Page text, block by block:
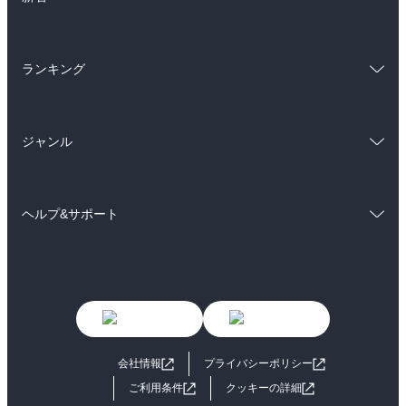
雑誌・グラビア
雑誌・グラビア
ランキング
雑誌・グラビア
ジャンル
女子向けラノベ 小説
海外小説
ヘルプ&サポート
よくあるご質問 お問い合わせ
会社情報
プライバシーポリシー
ご利用条件
クッキーの詳細